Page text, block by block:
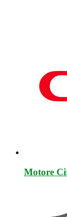
Motore